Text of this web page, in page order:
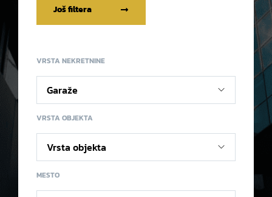
Još filtera
VRSTA NEKRETNINE
VRSTA OBJEKTA
MESTO